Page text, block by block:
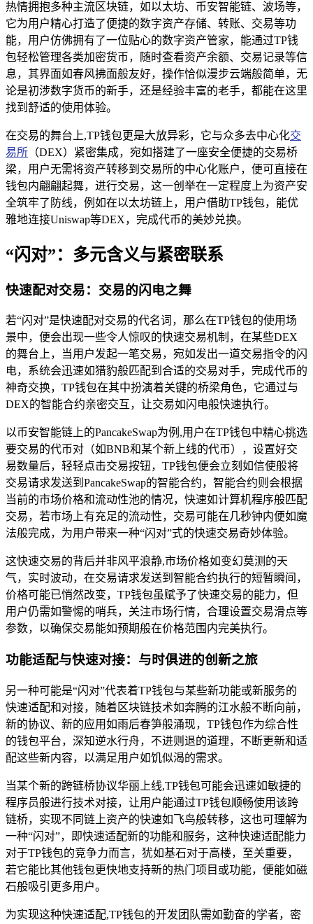
热情拥抱多种主流区块链，如以太坊、币安智能链、波场等，
它为用户精心打造了便捷的数字资产存储、转账、交易等功
能，用户仿佛拥有了一位贴心的数字资产管家，能通过TP钱
包轻松管理各类加密货币，随时查看资产余额、交易记录等信
息，其界面如春风拂面般友好，操作恰似漫步云端般简单，无
论是初涉数字货币的新手，还是经验丰富的老手，都能在这里
找到舒适的使用体验。
在交易的舞台上,TP钱包更是大放异彩，它与众多去中心化交
易所 （DEX）紧密集成，宛如搭建了一座安全便捷的交易桥
梁，用户无需将资产转移到交易所的中心化账户，便可直接在
钱包内翩翩起舞，进行交易，这一创举在一定程度上为资产安
全筑牢了防线，例如在以太坊链上，用户借助TP钱包，能优
雅地连接Uniswap等DEX，完成代币的美妙兑换。
“闪对”：多元含义与紧密联系
快速配对交易：交易的闪电之舞
若“闪对”是快速配对交易的代名词，那么在TP钱包的使用场
景中，便会出现一些令人惊叹的快速交易机制，在某些DEX
的舞台上，当用户发起一笔交易，宛如发出一道交易指令的闪
电，系统会迅速如猎豹般匹配到合适的交易对手，完成代币的
神奇交换，TP钱包在其中扮演着关键的桥梁角色，它通过与
DEX的智能合约亲密交互，让交易如闪电般快速执行。
以币安智能链上的PancakeSwap为例,用户在TP钱包中精心挑选
要交易的代币对（如BNB和某个新上线的代币），设置好交
易数量后，轻轻点击交易按钮，TP钱包便会立刻如信使般将
交易请求发送到PancakeSwap的智能合约，智能合约则会根据
当前的市场价格和流动性池的情况，快速如计算机程序般匹配
交易，若市场上有充足的流动性，交易可能在几秒钟内便如魔
法般完成，为用户带来一种“闪对”式的快速交易奇妙体验。
这快速交易的背后并非风平浪静,市场价格如变幻莫测的天
气，实时波动，在交易请求发送到智能合约执行的短暂瞬间，
价格可能已悄然改变，TP钱包虽赋予了快速交易的能力，但
用户仍需如警惕的哨兵，关注市场行情，合理设置交易滑点等
参数，以确保交易能如预期般在价格范围内完美执行。
功能适配与快速对接：与时俱进的创新之旅
另一种可能是“闪对”代表着TP钱包与某些新功能或新服务的
快速适配和对接，随着区块链技术如奔腾的江水般不断向前，
新的协议、新的应用如雨后春笋般涌现，TP钱包作为综合性
的钱包平台，深知逆水行舟，不进则退的道理，不断更新和适
配这些新内容，以满足用户如饥似渴的需求。
当某个新的跨链桥协议华丽上线,TP钱包可能会迅速如敏捷的
程序员般进行技术对接，让用户能通过TP钱包顺畅使用该跨
链桥，实现不同链上资产的快速如飞鸟般转移，这也可理解为
一种“闪对”，即快速适配新的功能和服务，这种快速适配能力
对于TP钱包的竞争力而言，犹如基石对于高楼，至关重要，
若它能比其他钱包更快地支持新的热门项目或功能，便能如磁
石般吸引更多用户。
为实现这种快速适配,TP钱包的开发团队需如勤奋的学者，密